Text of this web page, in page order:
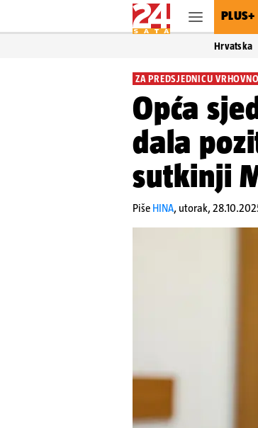
PLUS+
Hrvatska
ZA PREDSJEDNICU
Opća
dala
sutkinji
Piše HINA, utorak,